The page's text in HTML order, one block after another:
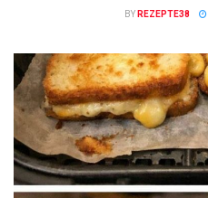
BY REZEPTE38